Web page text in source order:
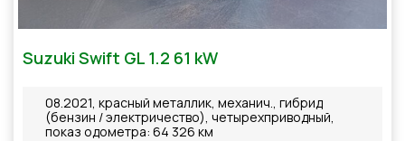
Suzuki Swift GL 1.2 61 kW
08.2021, красный металлик, механич., гибрид
(бензин / электричество), четырехприводный,
показ одометра: 64 326 км